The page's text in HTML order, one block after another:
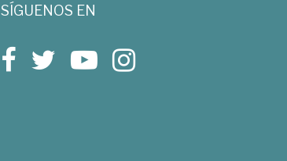
SÍGUENOS EN